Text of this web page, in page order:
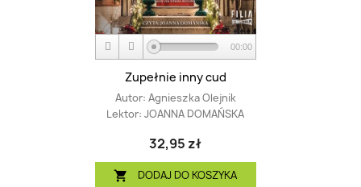
00:00
Zupełnie inny cud
Autor: Agnieszka Olejnik
Lektor: JOANNA DOMAŃSKA
32,95 zł
 DODAJ DO KOSZYKA